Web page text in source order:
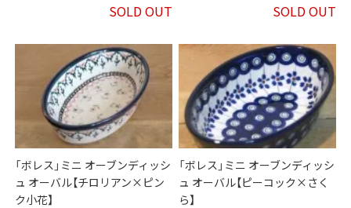
SOLD OUT SOLD OUT
「ボレス」ミニ オーブンディッシ
ュ オーバル【チロリアン×ピン
ク小花】
「ボレス」ミニ オーブンディッシ
ュ オーバル【ピーコック×さく
ら】